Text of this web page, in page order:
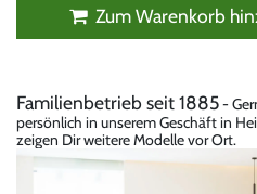
Zum Warenkorb
Familienbetrieb seit 1885-
persönlich in unserem Geschäft in
zeigen Dir weitere Modelle vor Ort.